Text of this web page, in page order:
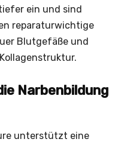
ein und sind
reparaturwichtige
Blutgefäße und
Narbenbildung
unterstützt eine